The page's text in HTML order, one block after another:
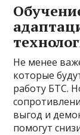
Не менее
которые
работу БТС.
выгод и
помогут